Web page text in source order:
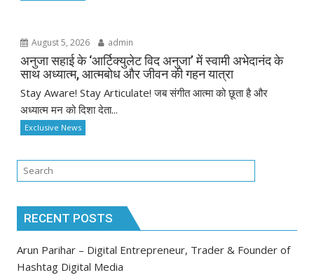
August 5, 2026 admin
अनुजा सहाई के ‘आर्टिक्युलेट विद अनुजा’ में स्वामी अभेदानंद के
साथ अध्यात्म, आत्मबोध और जीवन की गहन यात्रा
Stay Aware! Stay Articulate! जब संगीत आत्मा को छूता है और
अध्यात्म मन को दिशा देता...
Exclusive News
RECENT POSTS
Arun Parihar – Digital Entrepreneur, Trader & Founder of
Hashtag Digital Media